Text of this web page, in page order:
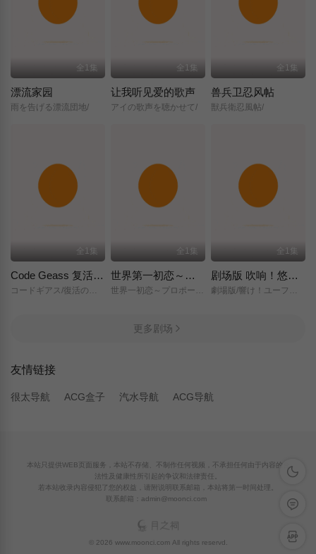
全1集
漂流家园
雨を告げる漂流団地/
全1集
让我听见爱的歌声
アイの歌声を聴かせて/
全1集
兽兵卫忍风帖
獣兵衛忍風帖/
全1集
Code Geass 复活的鲁路修
全1集
世界第一初恋～求婚篇～
全1集
剧场版 吹响！悠风号～想要传达的旋律～
更多剧场
友情链接
很太导航 ACG盒子 汽水导航 ACG导航
深色模
留言反
APP下
本站只提供WEB页面服务，本站不存储、不制作任何视频，不承担任何由于内容的合
法性及健康性所引起的争议和法律责任。
若本站收录内容侵犯了您的权益，请附说明联系邮箱，本站将第一时间处理。
联系邮箱：admin@moonci.com
© 2026 www.moonci.com All rights reservd.